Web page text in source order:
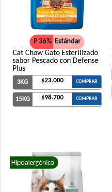
P 36% Estándar
Cat Chow Gato Esterilizado
sabor Pescado con Defense
Plus
3KG $23.000 COMPRAR
15KG $98.700 COMPRAR
Hipoalergénico